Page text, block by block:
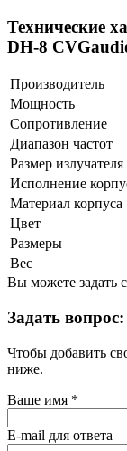
Технические
DH-8
Производитель
Мощность
Сопротивление
Диапазон частот
Размер излучателя
Исполнение
Материал корпуса
Цвет
Размеры
Вес
Вы можете задать
Задать вопрос:
Чтобы добавить
ниже.
Ваше имя *
E-mail для ответа